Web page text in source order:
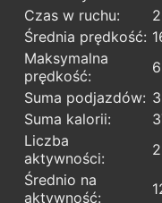
Czas w ruchu:
Średnia prędkość:
Maksymalna
prędkość:
Suma podjazdów:
Suma kalorii:
Liczba
aktywności:
Średnio na
aktywność: